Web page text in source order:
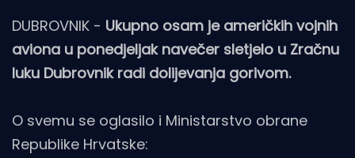
DUBROVNIK - Ukupno osam je američkih vojnih
aviona u ponedjeljak navečer sletjelo u Zračnu
luku Dubrovnik radi dolijevanja gorivom.
O svemu se oglasilo i Ministarstvo obrane
Republike Hrvatske: